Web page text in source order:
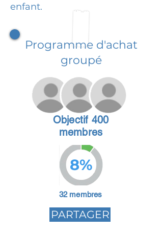
enfant.
Programme d'achat
groupé
Objectif 400
membres
8%
32 membres
PARTAGER